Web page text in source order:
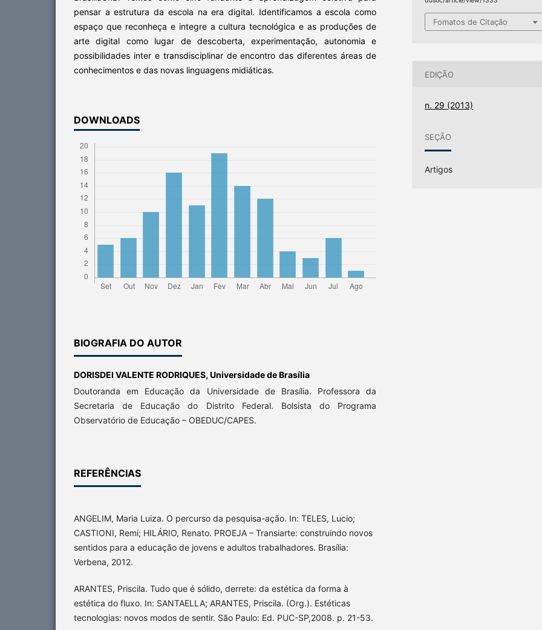
pensar a estrutura da escola na era digital. Identificamos a escola como
espaço que reconheça e integre a cultura tecnológica e as produções de
arte digital como lugar de descoberta, experimentação, autonomia e
possibilidades inter e transdisciplinar de encontro das diferentes áreas de
conhecimentos e das novas linguagens midiáticas.
DOWNLOADS
BIOGRAFIA DO AUTOR
DORISDEI VALENTE RODRIQUES, Universidade de Brasília
Doutoranda em Educação da Universidade de Brasília. Professora da
Secretaria de Educação do Distrito Federal. Bolsista do Programa
Observatório de Educação – OBEDUC/CAPES.
REFERÊNCIAS
ANGELIM, Maria Luiza. O percurso da pesquisa-ação. In: TELES, Lucio;
CASTIONI, Remi; HILÁRIO, Renato. PROEJA – Transiarte: construindo novos
sentidos para a educação de jovens e adultos trabalhadores. Brasília:
Verbena, 2012.
ARANTES, Priscila. Tudo que é sólido, derrete: da estética da forma à
estética do fluxo. In: SANTAELLA; ARANTES, Priscila. (Org.). Estéticas
tecnologias: novos modos de sentir. São Paulo: Ed. PUC-SP,2008. p. 21-53.
Fomatos de Citação
EDIÇÃO
n. 29 (2013)
SEÇÃO
Artigos